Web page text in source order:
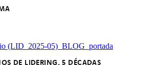
DE LIDERING, 5 DÉCADAS